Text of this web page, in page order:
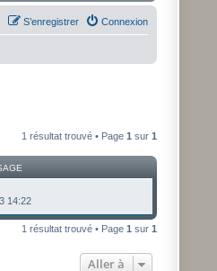
Connexion
S’enregistrer
1 résultat trouvé • Page 1 sur 1
14:22
1 résultat trouvé • Page 1 sur 1
Aller à